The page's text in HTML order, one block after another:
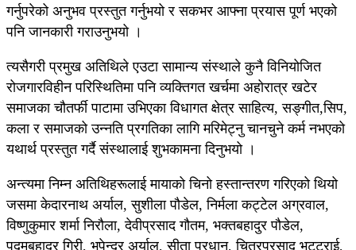
गर्नुपरेको अनुभव प्रस्तुत गर्नुभयो र सकभर आफ्ना प्रयास पूर्ण भएको
पनि जानकारी गराउनुभयो ।
त्यसैगरी प्रमुख अतिथिले एउटा सामान्य संस्थाले कुनै विनियोजित
रोजगारविहीन परिस्थितिमा पनि व्यक्तिगत खर्चमा अहोरात्र खटेर
समाजका चौतर्फी पाटामा उभिएका विधागत क्षेत्र साहित्य, सङ्गीत,सिप,
कला र समाजको उन्नति प्रगतिका लागि मरिमेट्नु चानचुने कर्म नभएको
यथार्थ प्रस्तुत गर्दै संस्थालाई शुभकामना दिनुभयो ।
अन्त्यमा निम्न अतिथिहरूलाई मायाको चिनो हस्तान्तरण गरिएको थियो
जसमा केदारनाथ अर्याल, सुशीला पौडेल, निर्मला कट्टेल अग्रवाल,
विष्णुकुमार शर्मा निरौला, देवीप्रसाद गौतम, भक्तबहादुर पौडेल,
पदमबहादुर गिरी, भूपेन्द्र अर्याल, सीता प्रधान, चित्रप्रसाद भट्टराई,